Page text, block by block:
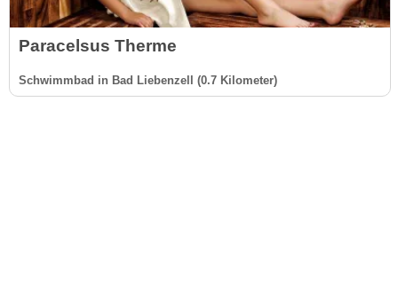
Paracelsus Therme
Schwimmbad in Bad Liebenzell (0.7 Kilometer)